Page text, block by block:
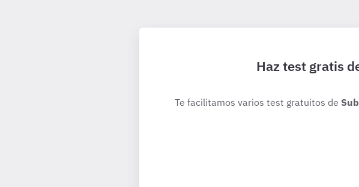
Haz test gratis
Te facilitamos varios test gratuitos de